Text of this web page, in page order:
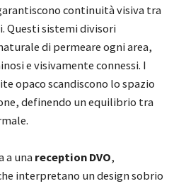
continuità visiva tra
Questi sistemi divisori
di permeare ogni area,
e visivamente connessi. I
opaco scandiscono lo spazio
definendo un equilibrio tra
a una reception DVO,
interpretano un design sobrio